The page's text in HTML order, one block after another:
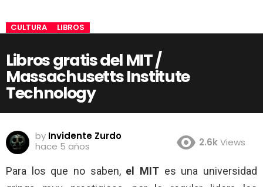
CULTURA LIBROS
Libros gratis del MIT /
Massachusetts Institute
Technology
by Invidente Zurdo
hace 5 años
2.6kViews
Para los que no saben, el MIT es una universidad